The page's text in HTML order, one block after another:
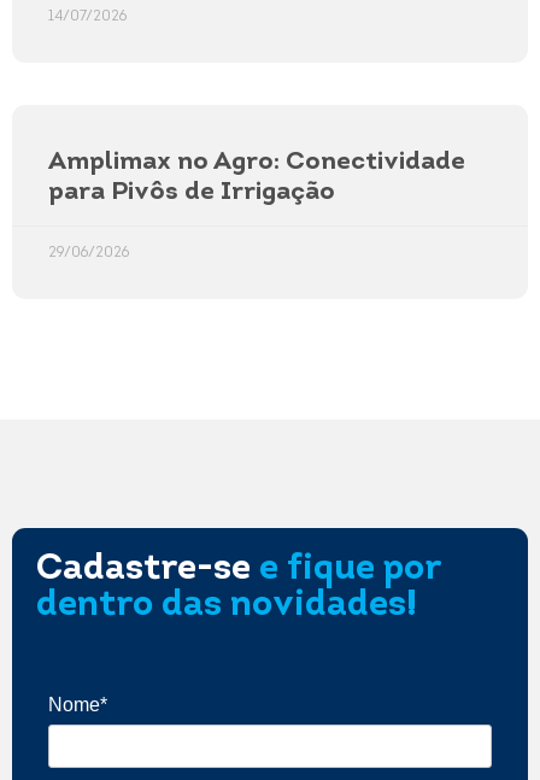
14/07/2026
Amplimax no Agro: Conectividade
para Pivôs de Irrigação
29/06/2026
Cadastre-se e fique por
dentro das novidades!
Nome*